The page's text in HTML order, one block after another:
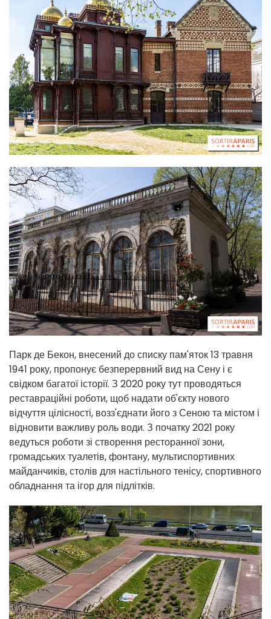
Парк де Бекон, внесений до списку пам'яток 13 травня
1941 року, пропонує безперервний вид на Сену і є
свідком багатої історії. З 2020 року тут проводяться
реставраційні роботи, щоб надати об'єкту нового
відчуття цілісності, возз'єднати його з Сеною та містом і
відновити важливу роль води. З початку 2021 року
ведуться роботи зі створення ресторанної зони,
громадських туалетів, фонтану, мультиспортивних
майданчиків, столів для настільного тенісу, спортивного
обладнання та ігор для підлітків.